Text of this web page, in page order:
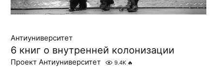
Антиуниверситет
6 книг о внутренней колонизации
Проект Антиуниверситет 9.4K 🔥